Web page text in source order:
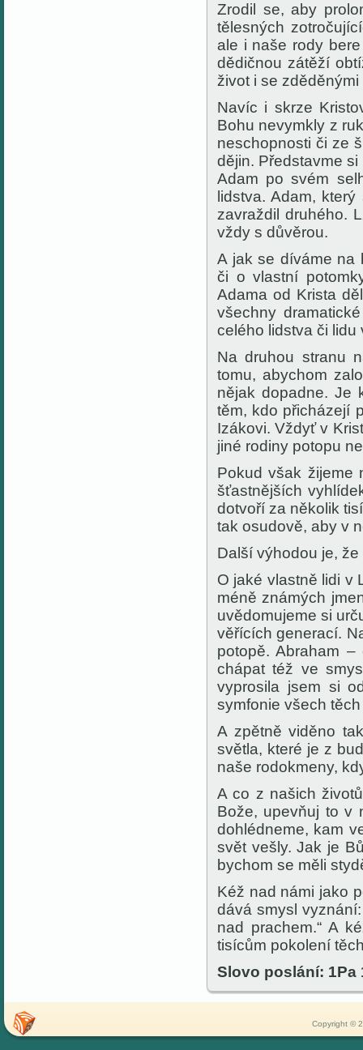
Zrodil se, aby
tělesných
ale i naše rody
dědičnou zátěží
život i se
Navíc i skrze
Bohu nevymkly z
neschopnosti či ze
dějin. Představme
Adam po svém
lidstva. Adam,
zavraždil druhého.
vždy s důvěrou.
A jak se díváme na
či o vlastní
Adama od Krista
všechny
celého lidstva či lidu
Na druhou stranu
tomu, abychom
nějak dopadne. Je
těm, kdo přicházejí
Izákovi. Vždyť v
jiné rodiny potopu
Pokud však žijeme
šťastnějších
dotvoří za několik
tak osudově, aby v
Další výhodou je,
O jaké vlastně lidi v
méně známých
uvědomujeme si
věřících generací.
potopě. Abraham
chápat též ve
vyprosila jsem si
symfonie všech
A zpětně viděno
světla, které je z
naše rodokmeny,
A co z našich
Bože, upevňuj to v
dohlédneme, kam
svět vešly. Jak je
bychom se měli
Kéž nad námi jako
dává smysl
nad prachem.“ A
tisícům pokolení
Slovo poslání: 1Pa
Copyright ©